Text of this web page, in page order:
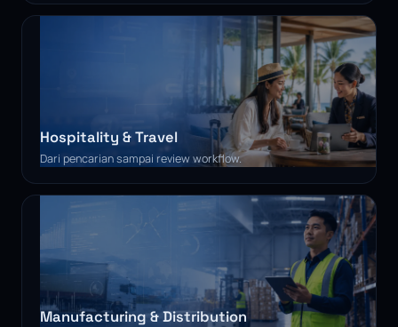
Hospitality & Travel
Dari pencarian sampai review workflow.
Manufacturing & Distribution